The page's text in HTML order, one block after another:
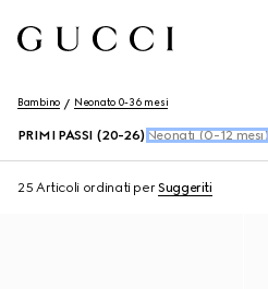
Bambino Neonato 0-36 mesi
PRIMI PASSI (20-26) Neonati (0-12 mesi)
25 Articoli ordinati perSuggeriti